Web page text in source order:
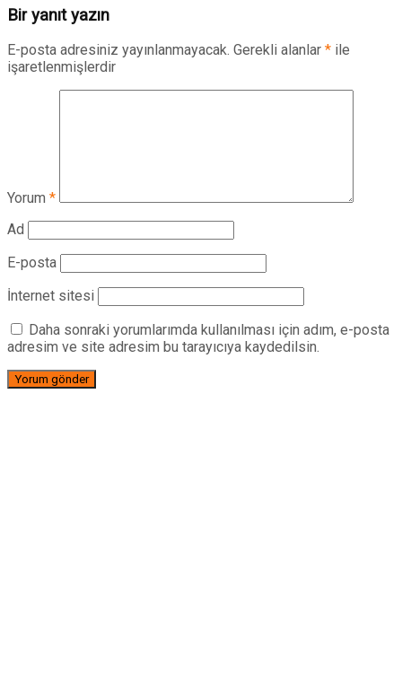
Bir yanıt yazın
E-posta adresiniz yayınlanmayacak. Gerekli alanlar * ile
işaretlenmişlerdir
Yorum *
Ad
E-posta
İnternet sitesi
Daha sonraki yorumlarımda kullanılması için adım, e-posta
adresim ve site adresim bu tarayıcıya kaydedilsin.